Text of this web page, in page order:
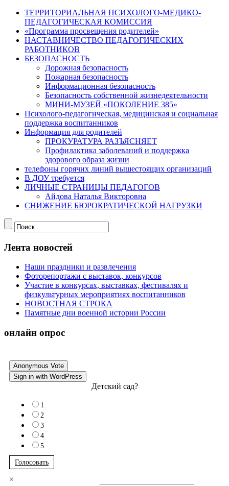
ТЕРРИТОРИАЛЬНАЯ ПСИХОЛОГО-МЕДИКО-
ПЕДАГОГИЧЕСКАЯ КОМИССИЯ
«Программа просвещения родителей»
НАСТАВНИЧЕСТВО ПЕДАГОГИЧЕСКИХ
РАБОТНИКОВ
БЕЗОПАСНОСТЬ
Дорожная безопасность
Пожарная безопасность
Информационная безопасность
Безопасность собственной жизнедеятельности
МИНИ-МУЗЕЙ «ПОКОЛЕНИЕ 385»
Психолого-педагогическая, медицинская и социальная
поддержка воспитанников
Информация для родителей
ПРОКУРАТУРА РАЗЪЯСНЯЕТ
Профилактика заболеваний и поддержка
здорового образа жизни
телефоны горячих линий вышестоящих организаций
В ДОУ требуется
ЛИЧНЫЕ СТРАНИЦЫ ПЕДАГОГОВ
Айдова Наталья Викторовна
СНИЖЕНИЕ БЮРОКРАТИЧЕСКОЙ НАГРУЗКИ
Лента новостей
Наши праздники и развлечения
Фоторепортажи с выставок, конкурсов
Участие в конкурсах, выставках, фестивалях и
физкультурных мероприятиях воспитанников
НОВОСТНАЯ СТРОКА
Памятные дни военной истории России
онлайн опрос
Anonymous Vote
Sign in with WordPress
Детский сад?
1
2
3
4
5
Голосовать
×